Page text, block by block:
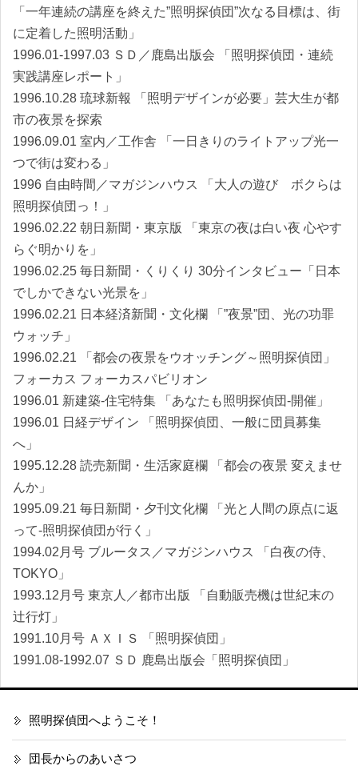
「一年連続の講座を終えた”照明探偵団”次なる目標は、街
に定着した照明活動」
1996.01-1997.03 ＳＤ／鹿島出版会 「照明探偵団・連続
実践講座レポート」
1996.10.28 琉球新報 「照明デザインが必要」芸大生が都
市の夜景を探索
1996.09.01 室内／工作舎 「一日きりのライトアップ光一
つで街は変わる」
1996 自由時間／マガジンハウス 「大人の遊び ボクらは
照明探偵団っ！」
1996.02.22 朝日新聞・東京版 「東京の夜は白い夜 心やす
らぐ明かりを」
1996.02.25 毎日新聞・くりくり 30分インタビュー「日本
でしかできない光景を」
1996.02.21 日本経済新聞・文化欄 「”夜景”団、光の功罪
ウォッチ」
1996.02.21 「都会の夜景をウオッチング～照明探偵団」
フォーカス フォーカスパビリオン
1996.01 新建築-住宅特集 「あなたも照明探偵団-開催」
1996.01 日経デザイン 「照明探偵団、一般に団員募集
へ」
1995.12.28 読売新聞・生活家庭欄 「都会の夜景 変えませ
んか」
1995.09.21 毎日新聞・夕刊文化欄 「光と人間の原点に返
って-照明探偵団が行く」
1994.02月号 ブルータス／マガジンハウス 「白夜の侍、
TOKYO」
1993.12月号 東京人／都市出版 「自動販売機は世紀末の
辻行灯」
1991.10月号 ＡＸＩＳ 「照明探偵団」
1991.08-1992.07 ＳＤ 鹿島出版会「照明探偵団」
照明探偵団へようこそ！
団長からのあいさつ